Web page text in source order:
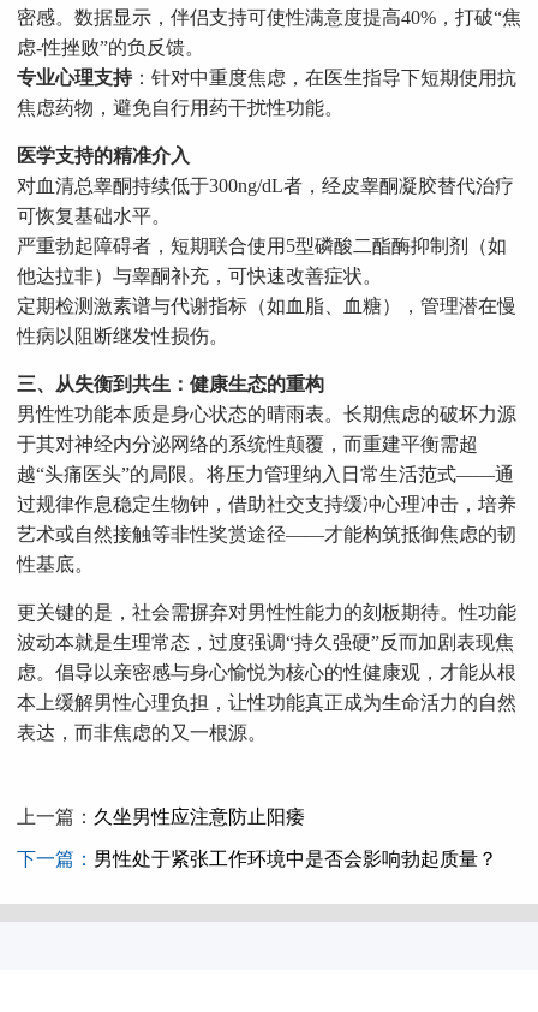
密感。数据显示，伴侣支持可使性满意度提高40%，打破“焦
虑-性挫败”的负反馈。
专业心理支持：针对中重度焦虑，在医生指导下短期使用抗
焦虑药物，避免自行用药干扰性功能。
医学支持的精准介入
对血清总睾酮持续低于300ng/dL者，经皮睾酮凝胶替代治疗
可恢复基础水平。
严重勃起障碍者，短期联合使用5型磷酸二酯酶抑制剂（如
他达拉非）与睾酮补充，可快速改善症状。
定期检测激素谱与代谢指标（如血脂、血糖），管理潜在慢
性病以阻断继发性损伤。
三、从失衡到共生：健康生态的重构
男性性功能本质是身心状态的晴雨表。长期焦虑的破坏力源
于其对神经内分泌网络的系统性颠覆，而重建平衡需超
越“头痛医头”的局限。将压力管理纳入日常生活范式——通
过规律作息稳定生物钟，借助社交支持缓冲心理冲击，培养
艺术或自然接触等非性奖赏途径——才能构筑抵御焦虑的韧
性基底。
更关键的是，社会需摒弃对男性性能力的刻板期待。性功能
波动本就是生理常态，过度强调“持久强硬”反而加剧表现焦
虑。倡导以亲密感与身心愉悦为核心的性健康观，才能从根
本上缓解男性心理负担，让性功能真正成为生命活力的自然
表达，而非焦虑的又一根源。
上一篇： 久坐男性应注意防止阳痿
下一篇： 男性处于紧张工作环境中是否会影响勃起质量？